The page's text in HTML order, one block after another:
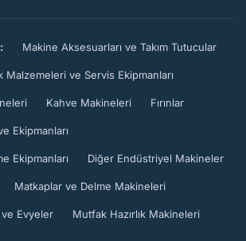
Makine Aksesuarları ve Takım Tutucular
ve Servis Ekipmanları
Kahve Makineleri Fırınlar
Ekipmanları
Ekipmanları Diğer Endüstriyel Makineler
Matkaplar ve Delme Makineleri
ve Evyeler Mutfak Hazırlık Makineleri